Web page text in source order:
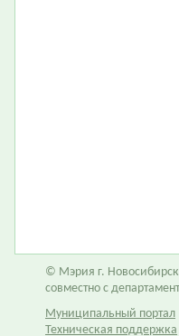
© Мэрия г.
совместно с
Муниципальный портал
Техническая поддержка